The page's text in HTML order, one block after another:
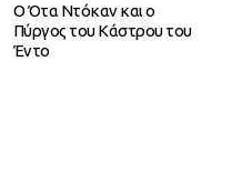
Ο Ότα Ντόκαν και ο
Πύργος του Κάστρου του
Έντο